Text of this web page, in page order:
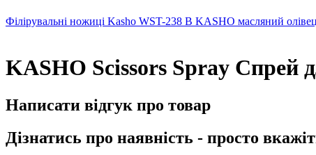
Філірувальні ножиці Kasho WST-238 B KASHO масляний
KASHO Scissors Spray Спрей
Написати відгук про товар
Дізнатись про наявність - просто